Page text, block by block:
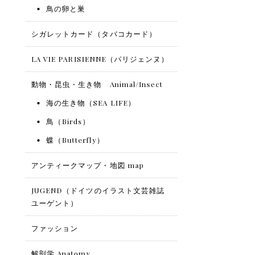
鳥の卵と巣
シガレットカード（タバコカード）
LA VIE PARISIENNE（パリジェンヌ）
動物・昆虫・生き物 Animal/Insect
海の生き物（SEA LIFE）
鳥（Birds）
蝶（Butterfly）
アンティークマップ・地図 map
JUGEND（ドイツのイラスト文芸雑誌
ユーゲント）
ファッション